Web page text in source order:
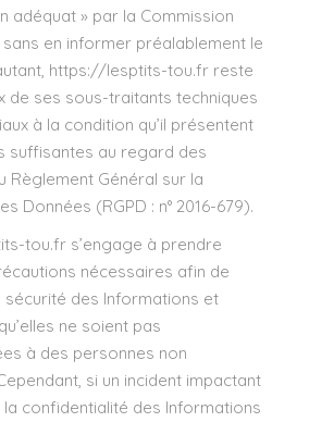
adéquat » par la Commission
en informer préalablement le
https://lesptits-tou.fr reste
de ses sous-traitants techniques
à la condition qu’il présentent
suffisantes au regard des
Règlement Général sur la
Données (RGPD : n° 2016-679).
tou.fr s’engage à prendre
nécessaires afin de
des Informations et
ne soient pas
à des personnes non
si un incident impactant
la confidentialité des Informations